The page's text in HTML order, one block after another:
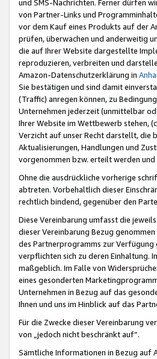
und SMS-Nachrichten. Ferner dürfen
von Partner-Links und
vor dem Kauf eines Produkts auf der
prüfen, überwachen und anderweitig
die auf Ihrer Website dargestellte
reproduzieren, verbreiten und
Amazon-Datenschutzerklärung in
Sie bestätigen und sind damit
(Traffic) anregen können, zu
Unternehmen jederzeit (unmittelbar
Ihrer Website im Wettbewerb stehen,
Verzicht auf unser Recht darstellt, die
Aktualisierungen, Handlungen und
vorgenommen bzw. erteilt werden
Ohne die ausdrückliche vorherige
abtreten. Vorbehaltlich dieser
rechtlich bindend, gegenüber den
Diese Vereinbarung umfasst die
dieser Vereinbarung Bezug
des Partnerprogramms zur
verpflichten sich zu deren Einhaltung.
maßgeblich. Im Falle von
eines gesonderten
Unternehmen in Bezug auf das
Ihnen und uns im Hinblick auf das
Für die Zwecke dieser Vereinbarung
von „jedoch nicht beschränkt auf“.
Sämtliche Informationen in Bezug auf